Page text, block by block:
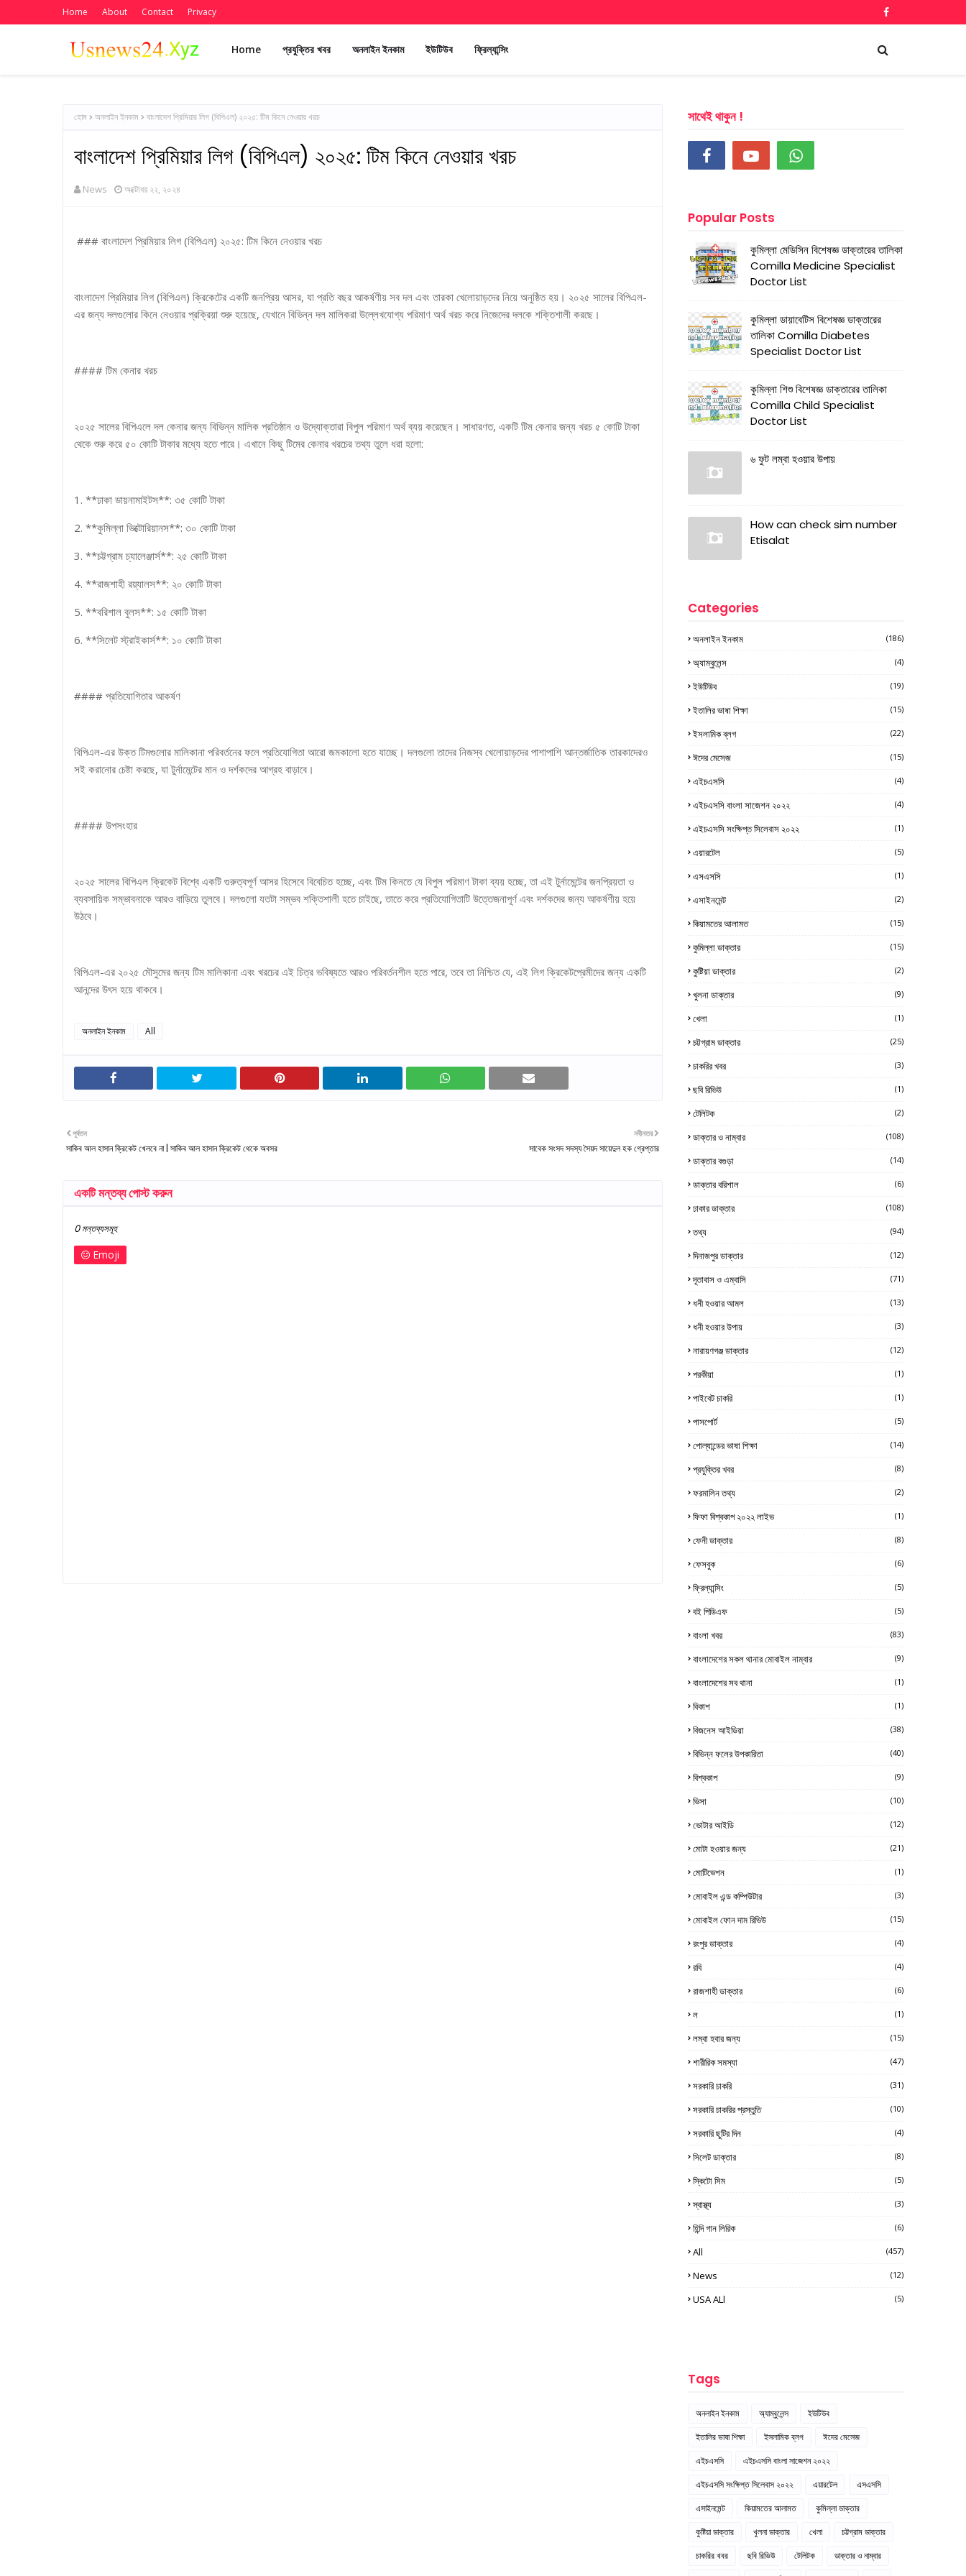
Home About Contact Privacy
Home প্রযুক্তির খবর অনলাইন ইনকাম ইউটিউব ফ্রিল্যান্সিং
হোম অনলাইন ইনকাম বাংলাদেশ প্রিমিয়ার লিগ (বিপিএল) ২০২৫: টিম কিনে নেওয়ার খরচ
বাংলাদেশ প্রিমিয়ার লিগ (বিপিএল) ২০২৫: টিম কিনে নেওয়ার খরচ
News অক্টোবর ২২, ২০২৪
### বাংলাদেশ প্রিমিয়ার লিগ (বিপিএল) ২০২৫: টিম কিনে নেওয়ার খরচ
বাংলাদেশ প্রিমিয়ার লিগ (বিপিএল) ক্রিকেটের একটি জনপ্রিয় আসর, যা প্রতি বছর আকর্ষণীয় সব দল এবং তারকা খেলোয়াড়দের নিয়ে অনুষ্ঠিত হয়। ২০২৫ সালের বিপিএল-
এর জন্য দলগুলোর কিনে নেওয়ার প্রক্রিয়া শুরু হয়েছে, যেখানে বিভিন্ন দল মালিকরা উল্লেখযোগ্য পরিমাণ অর্থ খরচ করে নিজেদের দলকে শক্তিশালী করছে।
#### টিম কেনার খরচ
২০২৫ সালের বিপিএলে দল কেনার জন্য বিভিন্ন মালিক প্রতিষ্ঠান ও উদ্যোক্তারা বিপুল পরিমাণ অর্থ ব্যয় করেছেন। সাধারণত, একটি টিম কেনার জন্য খরচ ৫ কোটি টাকা
থেকে শুরু করে ৫০ কোটি টাকার মধ্যে হতে পারে। এখানে কিছু টিমের কেনার খরচের তথ্য তুলে ধরা হলো:
1. **ঢাকা ডায়নামাইটস**: ৩৫ কোটি টাকা
2. **কুমিল্লা ভিক্টোরিয়ানস**: ৩০ কোটি টাকা
3. **চট্টগ্রাম চ্যালেঞ্জার্স**: ২৫ কোটি টাকা
4. **রাজশাহী রয়্যালস**: ২০ কোটি টাকা
5. **বরিশাল বুলস**: ১৫ কোটি টাকা
6. **সিলেট স্ট্রাইকার্স**: ১০ কোটি টাকা
#### প্রতিযোগিতার আকর্ষণ
বিপিএল-এর উক্ত টিমগুলোর মালিকানা পরিবর্তনের ফলে প্রতিযোগিতা আরো জমকালো হতে যাচ্ছে। দলগুলো তাদের নিজস্ব খেলোয়াড়দের পাশাপাশি আন্তর্জাতিক তারকাদেরও
সই করানোর চেষ্টা করছে, যা টুর্নামেন্টের মান ও দর্শকদের আগ্রহ বাড়াবে।
#### উপসংহার
২০২৫ সালের বিপিএল ক্রিকেট বিশ্বে একটি গুরুত্বপূর্ণ আসর হিসেবে বিবেচিত হচ্ছে, এবং টিম কিনতে যে বিপুল পরিমাণ টাকা ব্যয় হচ্ছে, তা এই টুর্নামেন্টের জনপ্রিয়তা ও
ব্যবসায়িক সম্ভাবনাকে আরও বাড়িয়ে তুলবে। দলগুলো যতটা সম্ভব শক্তিশালী হতে চাইছে, তাতে করে প্রতিযোগিতাটি উত্তেজনাপূর্ণ এবং দর্শকদের জন্য আকর্ষণীয় হয়ে
উঠবে।
বিপিএল-এর ২০২৫ মৌসুমের জন্য টিম মালিকানা এবং খরচের এই চিত্র ভবিষ্যতে আরও পরিবর্তনশীল হতে পারে, তবে তা নিশ্চিত যে, এই লিগ ক্রিকেটপ্রেমীদের জন্য একটি
আনন্দের উৎস হয়ে থাকবে।
অনলাইন ইনকাম All
নবীনতর
সাবেক সংসদ সদস্য সৈয়দ সায়েদুল হক গ্রেপ্তার
পূর্বতন
সাকিব আল হাসান ক্রিকেট খেলবে না | সাকিব আল হাসান ক্রিকেট থেকে অবসর
একটি মন্তব্য পোস্ট করুন
0 মন্তব্যসমূহ
Emoji
সাথেই থাকুন !
Popular Posts
কুমিল্লা মেডিসিন বিশেষজ্ঞ ডাক্তারের তালিকা
Comilla Medicine Specialist
Doctor List
কুমিল্লা ডায়াবেটিস বিশেষজ্ঞ ডাক্তারের
তালিকা Comilla Diabetes
Specialist Doctor List
কুমিল্লা শিশু বিশেষজ্ঞ ডাক্তারের তালিকা
Comilla Child Specialist
Doctor List
৬ ফুট লম্বা হওয়ার উপায়
How can check sim number
Etisalat
Categories
অনলাইন ইনকাম (186)
অ্যাম্বুলেন্স (4)
ইউটিউব (19)
ইতালির ভাষা শিক্ষা (15)
ইসলামিক ব্লগ (22)
ঈদের মেসেজ (15)
এইচএসসি (4)
এইচএসসি বাংলা সাজেশন ২০২২ (4)
এইচএসসি সংক্ষিপ্ত সিলেবাস ২০২২ (1)
এয়ারটেল (5)
এসএসসি (1)
এসাইনমেন্ট (2)
কিয়ামতের আলামত (15)
কুমিল্লা ডাক্তার (15)
কুষ্টিয়া ডাক্তার (2)
খুলনা ডাক্তার (9)
খেলা (1)
চট্টগ্রাম ডাক্তার (25)
চাকরির খবর (3)
ছবি রিভিউ (1)
টেলিটক (2)
ডাক্তার ও নাম্বার (108)
ডাক্তার বগুড়া (14)
ডাক্তার বরিশাল (6)
ঢাকার ডাক্তার (108)
তথ্য (94)
দিনাজপুর ডাক্তার (12)
দূতাবাস ও এম্বাসি (71)
ধনী হওয়ার আমল (13)
ধনী হওয়ার উপায় (3)
নারায়ণগঞ্জ ডাক্তার (12)
পরকীয়া (1)
পাইবেট চাকরি (1)
পাসপোর্ট (5)
পোল্যান্ডের ভাষা শিক্ষা (14)
প্রযুক্তির খবর (8)
ফরমালিন তথ্য (2)
ফিফা বিশ্বকাপ ২০২২ লাইভ (1)
ফেনী ডাক্তার (8)
ফেসবুক (6)
ফ্রিল্যান্সিং (5)
বই পিডিএফ (5)
বাংলা খবর (83)
বাংলাদেশের সকল থানার মোবাইল নাম্বার (9)
বাংলাদেশের সব থানা (1)
বিকাশ (1)
বিজনেস আইডিয়া (38)
বিভিন্ন ফলের উপকারিতা (40)
বিশ্বকাপ (9)
ভিসা (10)
ভোটার আইডি (12)
মোটা হওয়ার জন্য (21)
মোটিভেশন (1)
মোবাইল এন্ড কম্পিউটার (3)
মোবাইল ফোন দাম রিভিউ (15)
রংপুর ডাক্তার (4)
রবি (4)
রাজশাহী ডাক্তার (6)
ল (1)
লম্বা হবার জন্য (15)
শারীরিক সমস্যা (47)
সরকারি চাকরি (31)
সরকারি চাকরির প্রস্তুতি (10)
সরকারি ছুটির দিন (4)
সিলেট ডাক্তার (8)
স্কিটো সিম (5)
স্বাস্থ্য (3)
হিন্দি গান লিরিক (6)
All (457)
News (12)
USA ALl (5)
Tags
অনলাইন ইনকাম অ্যাম্বুলেন্স
ইউটিউব
ইতালির ভাষা শিক্ষা
ইসলামিক ব্লগ
ঈদের মেসেজ
এইচএসসি
এইচএসসি বাংলা সাজেশন ২০২২
এইচএসসি সংক্ষিপ্ত সিলেবাস ২০২২
এয়ারটেল
এসএসসি
এসাইনমেন্ট
কিয়ামতের আলামত
কুমিল্লা ডাক্তার
কুষ্টিয়া ডাক্তার
খুলনা ডাক্তার খেলা
চট্টগ্রাম ডাক্তার
চাকরির খবর
ছবি রিভিউ টেলিটক
ডাক্তার ও নাম্বার